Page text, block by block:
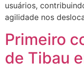
usuários,
agilidade nos
Primeiro
de Tibau